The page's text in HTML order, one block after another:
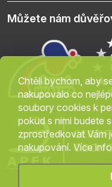
Chtěli bychom, aby
nakupovalo co
soubory cookies k
pokud s nimi budete
zprostředkovat Vám
nakupování. Více
Můžete nám